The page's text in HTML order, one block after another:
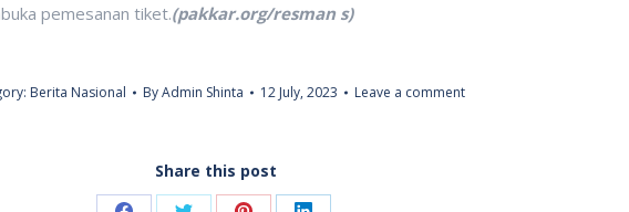
pemesanan tiket.(pakkar.org/resman s)
Berita Nasional ByAdmin Shinta 12 July, 2023 Leave a comment
Share this post